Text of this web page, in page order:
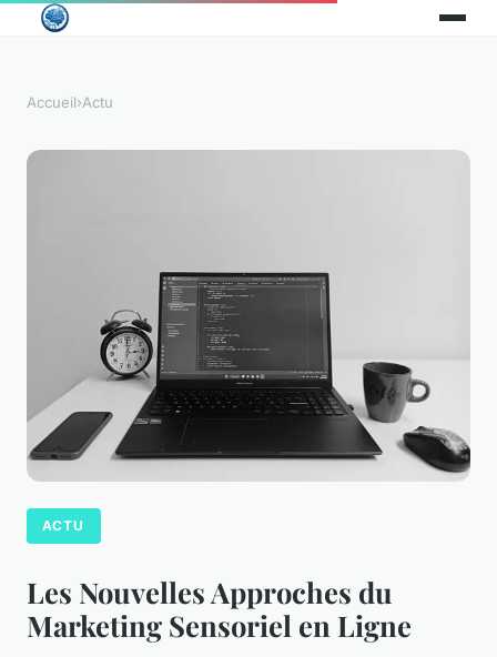
Accueil›Actu
ACTU
Les Nouvelles Approches du
Marketing Sensoriel en Ligne